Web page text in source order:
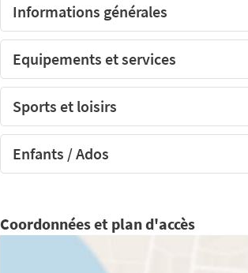
Informations générales
Equipements et services
Sports et loisirs
Enfants / Ados
Coordonnées et plan d'accès